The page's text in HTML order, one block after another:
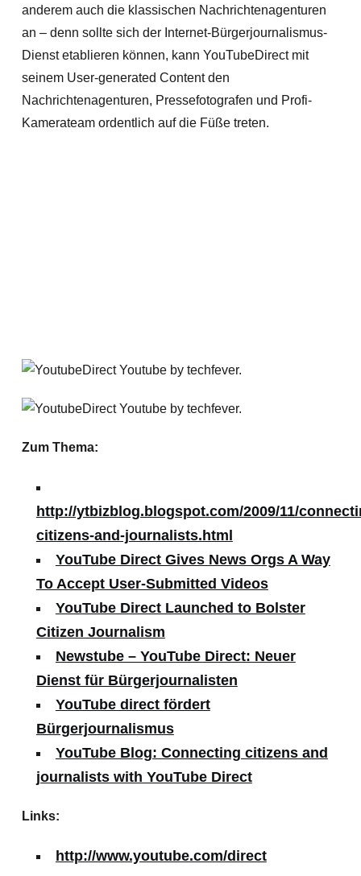
anderem auch die klassischen Nachrichtenagenturen
an – denn sollte sich der Internet-Bürgerjournalismus-
Dienst etablieren können, kann YouTubeDirect mit
seinem User-generated Content den
Nachrichtenagenturen, Pressefotografen und Profi-
Kamerateam ordentlich auf die Füße treten.
Zum Thema:
http://ytbizblog.blogspot.com/2009/11/
citizens-and-journalists.html
YouTube Direct Gives News Orgs A Way
To Accept User-Submitted Videos
YouTube Direct Launched to Bolster
Citizen Journalism
Newstube – YouTube Direct: Neuer
Dienst für Bürgerjournalisten
YouTube direct fördert
Bürgerjournalismus
YouTube Blog: Connecting citizens and
journalists with YouTube Direct
Links:
http://www.youtube.com/direct